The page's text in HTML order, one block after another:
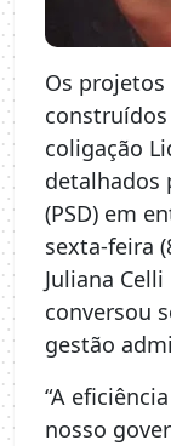
Os
coligação
detalhados
(PSD) em
sexta-feira
Juliana
conversou
gestão
“A
nosso